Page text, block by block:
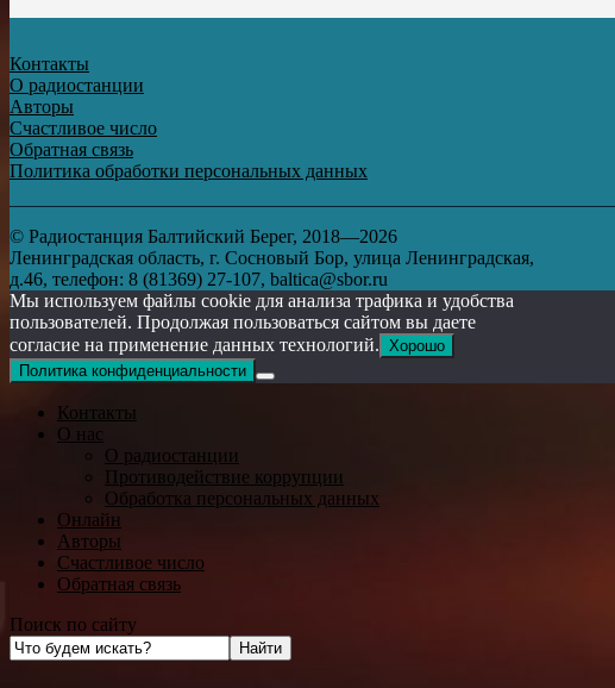
Контакты
О радиостанции
Авторы
Счастливое число
Обратная связь
Политика обработки персональных данных
© Радиостанция Балтийский Берег, 2018—2026
Ленинградская область, г. Сосновый Бор, улица Ленинградская,
д.46, телефон: 8 (81369) 27-107, baltica@sbor.ru
Мы используем файлы cookie для анализа трафика и удобства
пользователей. Продолжая пользоваться сайтом вы даете
согласие на применение данных технологий. Хорошо
Политика конфиденциальности
Контакты
О нас
О радиостанции
Противодействие коррупции
Обработка персональных данных
Онлайн
Авторы
Счастливое число
Обратная связь
Поиск по сайту